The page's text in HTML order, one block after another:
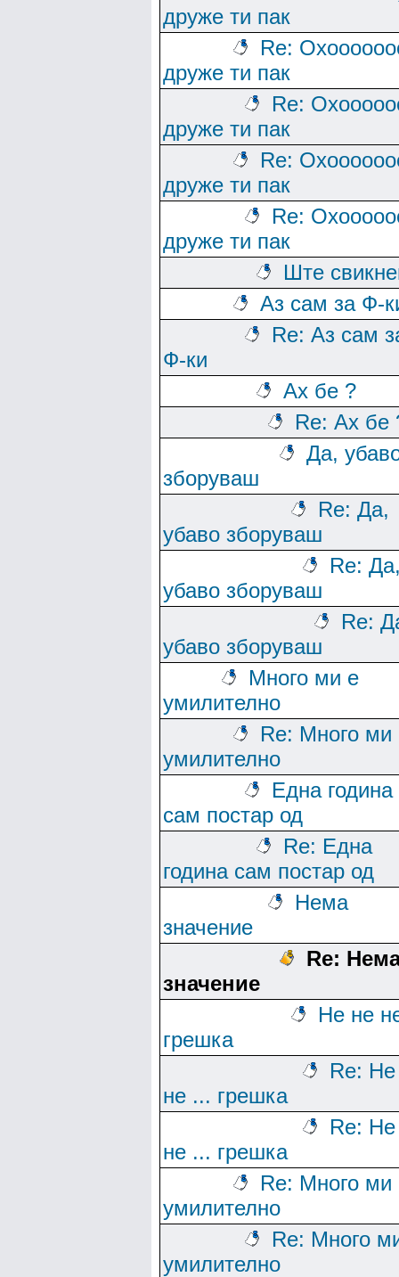
друже ти пак
Re:
друже ти пак
Re:
друже ти пак
Re:
друже ти пак
Re:
друже ти пак
Ште
Аз сам за Ф-
Re: Аз сам
Ф-ки
Ах бе ?
Re: Ах бе
Да,
зборуваш
Re: Да,
убаво зборуваш
Re:
убаво зборуваш
Re:
убаво зборуваш
Много ми е
умилително
Re: Много ми
умилително
Една година
сам постар од
Re: Една
година сам постар од
Нема
значение
Re:
значение
Не не
грешка
Re:
не ... грешка
Re:
не ... грешка
Re: Много ми
умилително
Re: Много
умилително